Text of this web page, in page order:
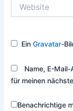
EinGravatar-
Name, E-
für meinen
Benachrichtige